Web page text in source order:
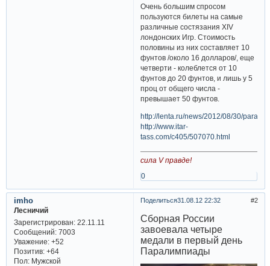
Очень большим спросом
пользуются билеты на самые
различные состязания XIV
лондонских Игр. Стоимость
половины из них составляет 10
фунтов /около 16 долларов/, еще
четверти - колеблется от 10
фунтов до 20 фунтов, и лишь у 5
проц от общего числа -
превышает 50 фунтов.
http://lenta.ru/news/2012/08/30/
http://www.itar-
tass.com/c405/507070.html
сила V правде!
0
Поделиться 2
31.08.12 22:32
imho
Лесничий
Зарегистрирован: 22.11.11
Сообщений:7003
Уважение: +52
Позитив: +64
Пол:Мужской
Сборная России
завоевала четыре
медали в первый день
Паралимпиады